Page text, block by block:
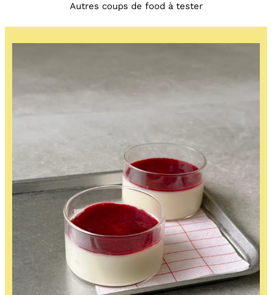
Autres coups de food à tester